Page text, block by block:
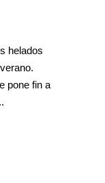
helados
pone fin a